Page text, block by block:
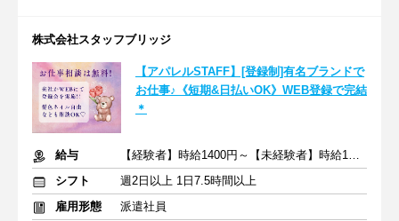
株式会社スタッフブリッジ
【アパレルSTAFF】[登録制]有名ブランドで
お仕事♪《短期&日払いOK》WEB登録で完結
＊
給与
【経験者】時給1400円～【未経験者】時給1300円～＋交通費全額
シフト
週2日以上 1日7.5時間以上
雇用形態
派遣社員